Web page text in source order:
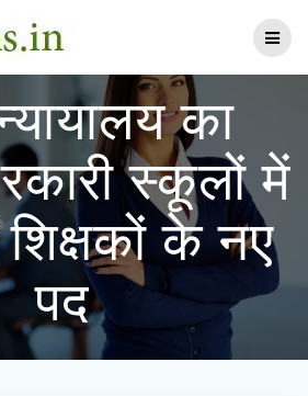
content
का
स्कूलों में
के नए
पद